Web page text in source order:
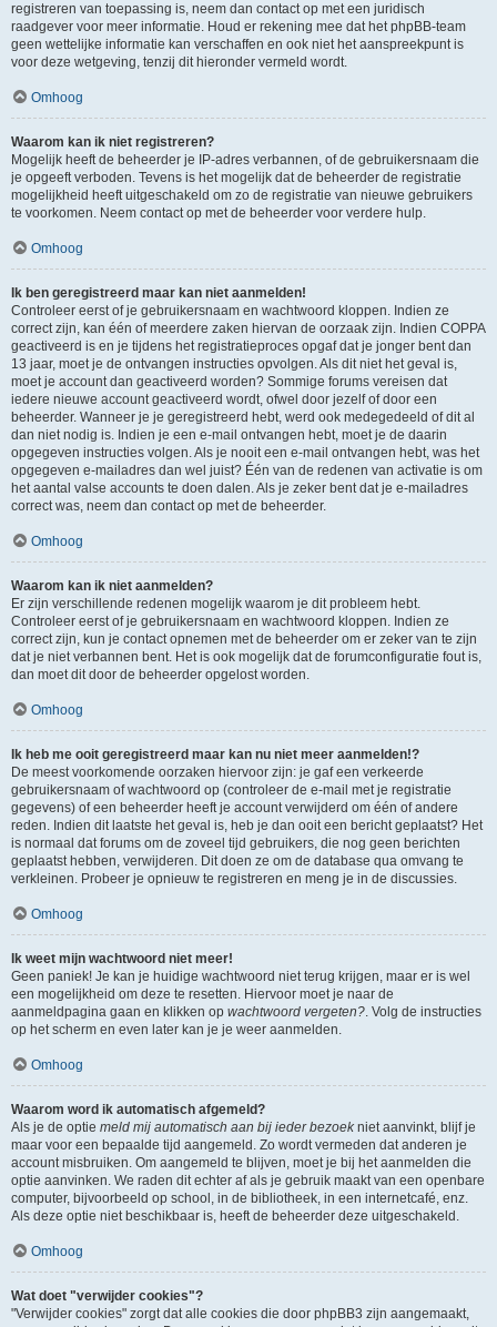
registreren van toepassing is, neem dan contact op met een juridisch
raadgever voor meer informatie. Houd er rekening mee dat het phpBB-team
geen wettelijke informatie kan verschaffen en ook niet het aanspreekpunt is
voor deze wetgeving, tenzij dit hieronder vermeld wordt.
Omhoog
Waarom kan ik niet registreren?
Mogelijk heeft de beheerder je IP-adres verbannen, of de gebruikersnaam die
je opgeeft verboden. Tevens is het mogelijk dat de beheerder de registratie
mogelijkheid heeft uitgeschakeld om zo de registratie van nieuwe gebruikers
te voorkomen. Neem contact op met de beheerder voor verdere hulp.
Omhoog
Ik ben geregistreerd maar kan niet aanmelden!
Controleer eerst of je gebruikersnaam en wachtwoord kloppen. Indien ze
correct zijn, kan één of meerdere zaken hiervan de oorzaak zijn. Indien COPPA
geactiveerd is en je tijdens het registratieproces opgaf dat je jonger bent dan
13 jaar, moet je de ontvangen instructies opvolgen. Als dit niet het geval is,
moet je account dan geactiveerd worden? Sommige forums vereisen dat
iedere nieuwe account geactiveerd wordt, ofwel door jezelf of door een
beheerder. Wanneer je je geregistreerd hebt, werd ook medegedeeld of dit al
dan niet nodig is. Indien je een e-mail ontvangen hebt, moet je de daarin
opgegeven instructies volgen. Als je nooit een e-mail ontvangen hebt, was het
opgegeven e-mailadres dan wel juist? Één van de redenen van activatie is om
het aantal valse accounts te doen dalen. Als je zeker bent dat je e-mailadres
correct was, neem dan contact op met de beheerder.
Omhoog
Waarom kan ik niet aanmelden?
Er zijn verschillende redenen mogelijk waarom je dit probleem hebt.
Controleer eerst of je gebruikersnaam en wachtwoord kloppen. Indien ze
correct zijn, kun je contact opnemen met de beheerder om er zeker van te zijn
dat je niet verbannen bent. Het is ook mogelijk dat de forumconfiguratie fout is,
dan moet dit door de beheerder opgelost worden.
Omhoog
Ik heb me ooit geregistreerd maar kan nu niet meer aanmelden!?
De meest voorkomende oorzaken hiervoor zijn: je gaf een verkeerde
gebruikersnaam of wachtwoord op (controleer de e-mail met je registratie
gegevens) of een beheerder heeft je account verwijderd om één of andere
reden. Indien dit laatste het geval is, heb je dan ooit een bericht geplaatst? Het
is normaal dat forums om de zoveel tijd gebruikers, die nog geen berichten
geplaatst hebben, verwijderen. Dit doen ze om de database qua omvang te
verkleinen. Probeer je opnieuw te registreren en meng je in de discussies.
Omhoog
Ik weet mijn wachtwoord niet meer!
Geen paniek! Je kan je huidige wachtwoord niet terug krijgen, maar er is wel
een mogelijkheid om deze te resetten. Hiervoor moet je naar de
aanmeldpagina gaan en klikken op wachtwoord vergeten?. Volg de instructies
op het scherm en even later kan je je weer aanmelden.
Omhoog
Waarom word ik automatisch afgemeld?
Als je de optie meld mij automatisch aan bij ieder bezoekniet aanvinkt, blijf je
maar voor een bepaalde tijd aangemeld. Zo wordt vermeden dat anderen je
account misbruiken. Om aangemeld te blijven, moet je bij het aanmelden die
optie aanvinken. We raden dit echter af als je gebruik maakt van een openbare
computer, bijvoorbeeld op school, in de bibliotheek, in een internetcafé, enz.
Als deze optie niet beschikbaar is, heeft de beheerder deze uitgeschakeld.
Omhoog
Wat doet "verwijder cookies"?
"Verwijder cookies" zorgt dat alle cookies die door phpBB3 zijn aangemaakt,